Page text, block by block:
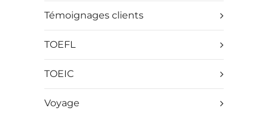
Témoignages clients
TOEFL
TOEIC
Voyage